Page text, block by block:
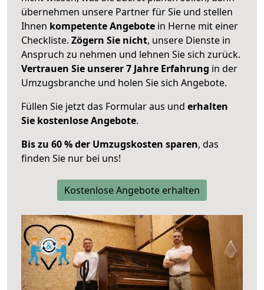
übernehmen unsere Partner für Sie und stellen
Ihnen kompetente Angebote in Herne mit einer
Checkliste. Zögern Sie nicht, unsere Dienste in
Anspruch zu nehmen und lehnen Sie sich zurück.
Vertrauen Sie unserer 7 Jahre Erfahrung in der
Umzugsbranche und holen Sie sich Angebote.
Füllen Sie jetzt das Formular aus und erhalten
Sie kostenlose Angebote.
Bis zu 60 % der Umzugskosten sparen, das
finden Sie nur bei uns!
Kostenlose Angebote erhalten